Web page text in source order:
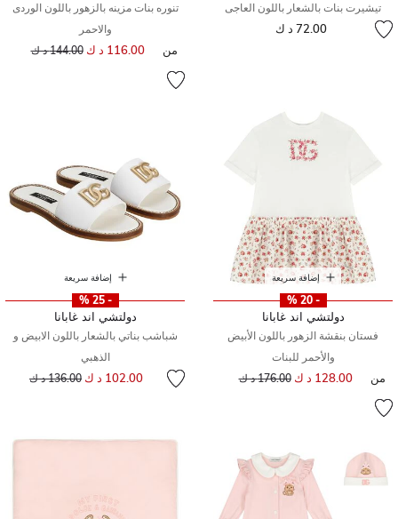
تيشيرت بنات بالشعار باللون العاجى
72.00 د ك
تنوره بنات مزينه بالزهور باللون الوردى
والاحمر
من 116.00 د ك سعر مخفض من
144.00 د ك إلى
إضافة سريعة
- 20 %
دولتشي اند غابانا
فستان بنقشة الزهور باللون الأبيض
والأحمر للبنات
من 128.00 د ك سعر مخفض من
176.00 د ك
إضافة سريعة
- 25 %
دولتشي اند غابانا
شباشب بناتي بالشعار باللون الابيض و
الذهبي
102.00 د ك سعر مخفض من
136.00 د ك إلى